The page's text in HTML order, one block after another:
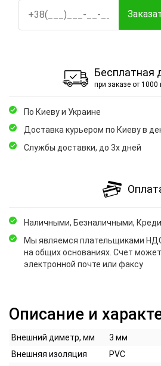
Бесплатная
при заказе от 1000
По Киеву и Украине
Доставка курьером по Киеву в
Службы доставки, до 3х дней
Наличными, Безналичными,
Мы являемся плательщиками
на общих основаниях. Счет
электронной почте или факсу
Описание и
Внешний диметр, мм
3 мм
Внешняя изоляция
PVC